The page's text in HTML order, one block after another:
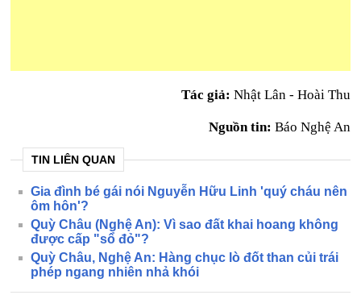
Tác giả: Nhật Lân - Hoài Thu
Nguồn tin: Báo Nghệ An
TIN LIÊN QUAN
Gia đình bé gái nói Nguyễn Hữu Linh 'quý cháu nên
ôm hôn'?
Quỳ Châu (Nghệ An): Vì sao đất khai hoang không
được cấp "sổ đỏ"?
Quỳ Châu, Nghệ An: Hàng chục lò đốt than củi trái
phép ngang nhiên nhả khói